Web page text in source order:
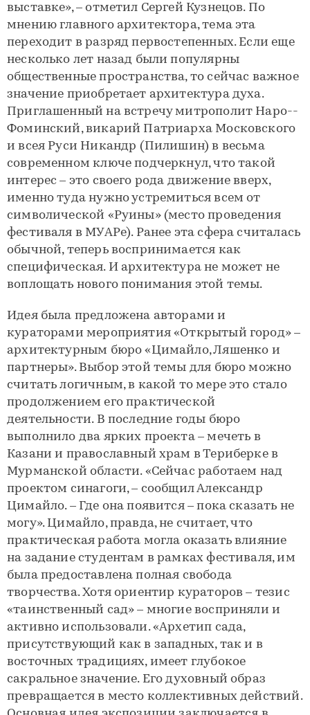
выставке», – отметил Сергей Кузнецов. По
мнению главного архитектора, тема эта
переходит в разряд первостепенных. Если еще
несколько лет назад были популярны
общественные пространства, то сейчас важное
значение приобретает архитектура духа.
Приглашенный на встречу митрополит Наро-­
Фоминский, викарий Патриарха Московского
и всея Руси Никандр (Пилишин) в весьма
современном ключе подчеркнул, что такой
интерес – это своего рода движение вверх,
именно туда нужно устремиться всем от
символической «Руины» (место проведения
фестиваля в МУАРе). Ранее эта сфера считалась
обычной, теперь воспринимается как
специфическая. И архитектура не может не
воплощать нового понимания этой темы.
Идея была предложена авторами и
кураторами мероприятия «Открытый город» –
архитектурным бюро «Цимайло, Ляшенко и
партнеры». Выбор этой темы для бюро можно
считать логичным, в какой то мере это стало
продолжением его практической
деятельности. В последние годы бюро
выполнило два ярких проекта – мечеть в
Казани и православный храм в Териберке в
Мурманской области. «Сейчас работаем над
проектом синагоги, – сообщил Александр
Цимайло. – Где она появится – пока сказать не
могу». Цимайло, правда, не считает, что
практическая работа могла оказать влияние
на задание студентам в рамках фестиваля, им
была предоставлена полная свобода
творчества. Хотя ориентир кураторов – тезис
«таинственный сад» – многие восприняли и
активно использовали. «Архетип сада,
присутствующий как в западных, так и в
восточных традициях, имеет глубокое
сакральное значение. Его духовный образ
превращается в место коллективных действий.